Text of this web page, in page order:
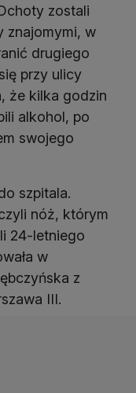
zostali
znajomymi, w
drugiego
przy ulicy
że kilka godzin
alkohol, po
swojego
szpitala.
nóż, którym
24-letniego
w
z
III.